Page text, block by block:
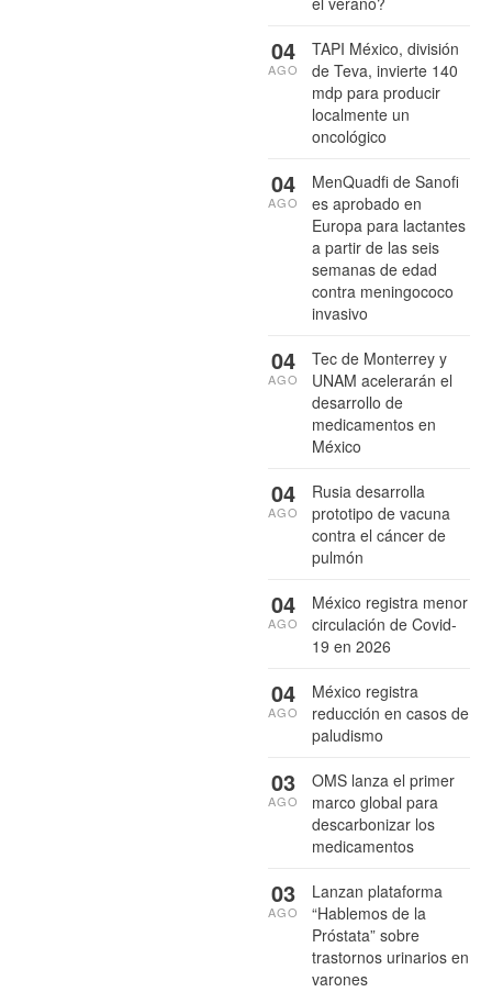
TAPI México, división
de Teva, invierte 140
mdp para producir
localmente un
oncológico
04
AGO
MenQuadfi de Sanofi
es aprobado en
Europa para lactantes
a partir de las seis
semanas de edad
contra meningococo
invasivo
04
AGO
Tec de Monterrey y
UNAM acelerarán el
desarrollo de
medicamentos en
México
04
AGO
Rusia desarrolla
prototipo de vacuna
contra el cáncer de
pulmón
04
AGO
México registra menor
circulación de Covid-
19 en 2026
04
AGO
México registra
reducción en casos de
paludismo
04
AGO
OMS lanza el primer
marco global para
descarbonizar los
medicamentos
03
AGO
Lanzan plataforma
“Hablemos de la
Próstata” sobre
trastornos urinarios en
varones
03
AGO